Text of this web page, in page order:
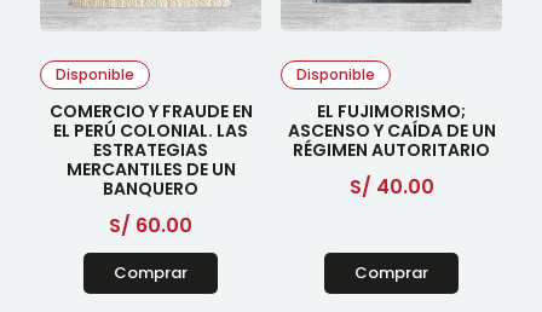
Disponible
COMERCIO Y FRAUDE EN
EL PERÚ COLONIAL. LAS
ESTRATEGIAS
MERCANTILES DE UN
BANQUERO
S/ 60.00
Comprar
Disponible
EL FUJIMORISMO;
ASCENSO Y CAÍDA DE UN
RÉGIMEN AUTORITARIO
S/ 40.00
Comprar